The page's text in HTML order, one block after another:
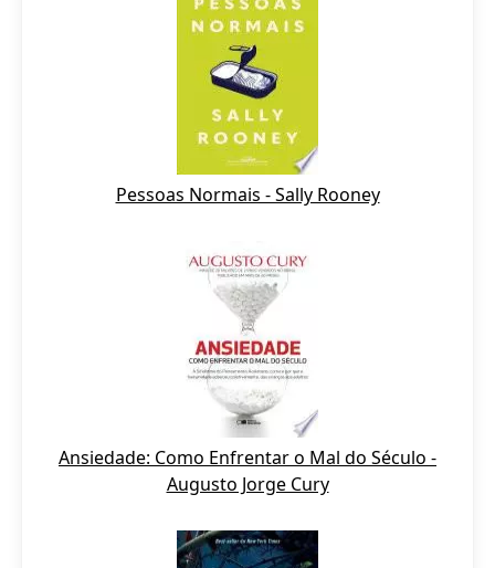
Pessoas Normais - Sally Rooney
Ansiedade: Como Enfrentar o Mal do Século -
Augusto Jorge Cury